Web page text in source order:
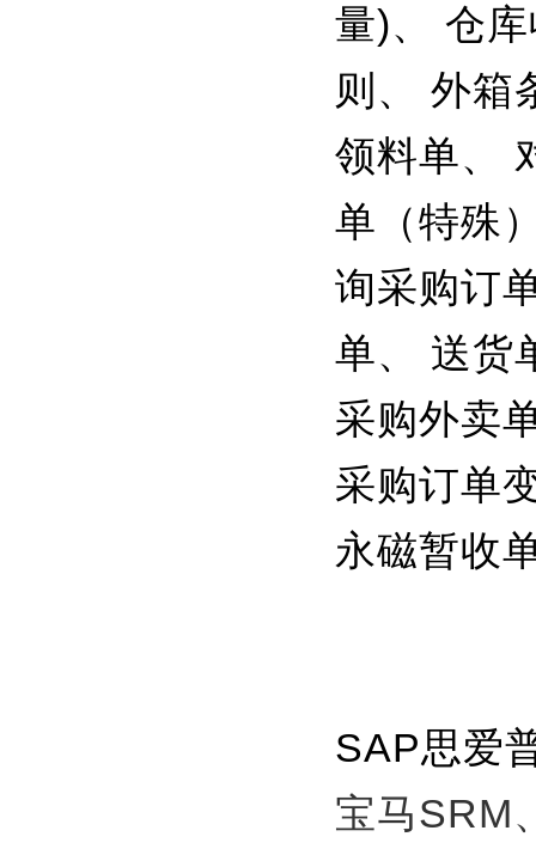
量)、 仓
则、 外箱
领料单、
单（特殊
询采购订
单、 送货
采购外卖
采购订单
永磁暂收
SAP思爱
宝马SRM